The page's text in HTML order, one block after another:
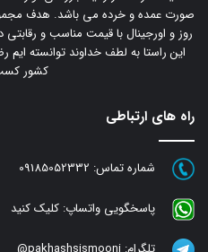
صورت عمده و خرده می باشد. هدف
روز و اورجینال با قیمت مناسب و
این راستا به لطف خداوند توانسته
کشور
راه های ارتباطی
شماره تماس: 09185052332
پاسخگویی واتساپ: کلیک کنید